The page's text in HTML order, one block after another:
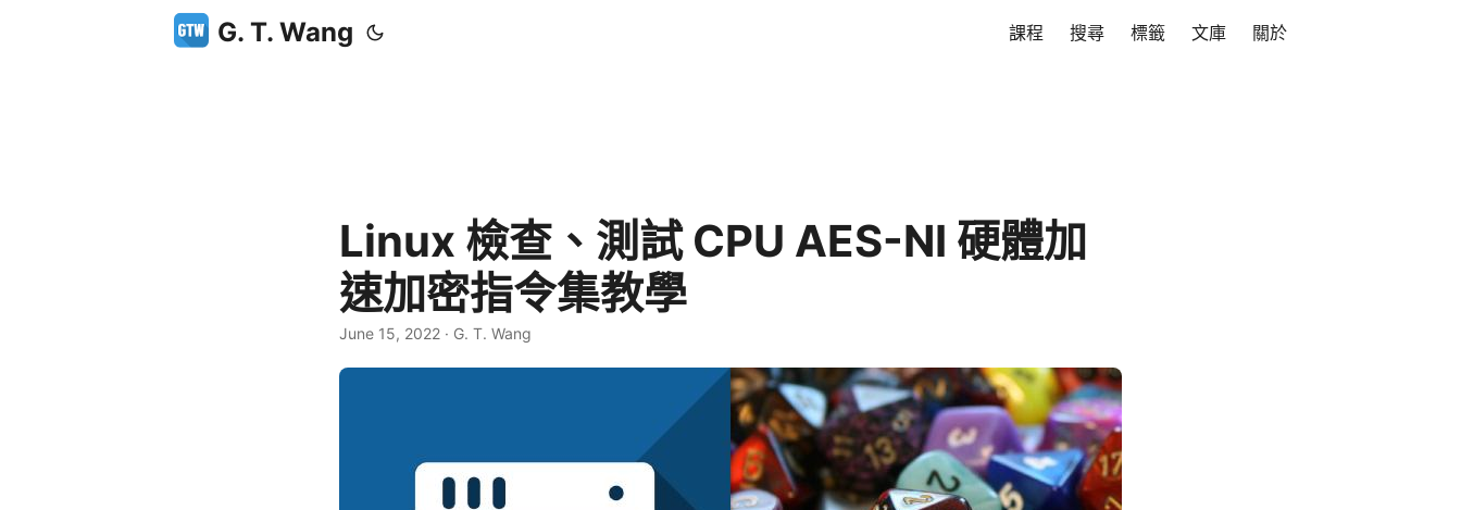
G. T. Wang 課程 搜尋 標籤 文庫 關於
Linux 檢查、測試 CPU AES-NI 硬體加
速加密指令集教學
June 15, 2022 · G. T. Wang